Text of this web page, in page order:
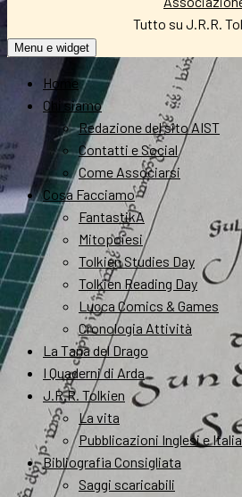
Tutto su J.R.R.
Menu e widget
Home
Chi siamo
Redazione del sito AIST
Contatti e Social
Come Associarsi
Cosa Facciamo
FantastikA
Mitopoiesi
Tolkien Studies Day
Tolkien Reading Day
Lucca Comics & Games
Cronologia Attività
La Tana del Drago
I Quaderni di Arda
J.R.R. Tolkien
La vita
Pubblicazioni Inglesi e
Bibliografia Consigliata
Saggi scaricabili